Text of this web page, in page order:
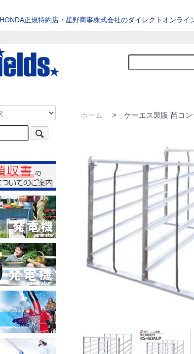
正規特約店・星野商事株式会社のダイレクトオンライ
ホーム > ケーエス製販 苗コ